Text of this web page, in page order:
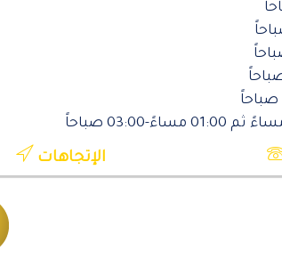
الإتجاهات